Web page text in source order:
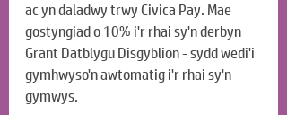
ac yn daladwy trwy Civica Pay. Mae
gostyngiad o 10% i'r rhai sy'n derbyn
Grant Datblygu Disgyblion - sydd wedi'i
gymhwyso'n awtomatig i'r rhai sy'n
gymwys.